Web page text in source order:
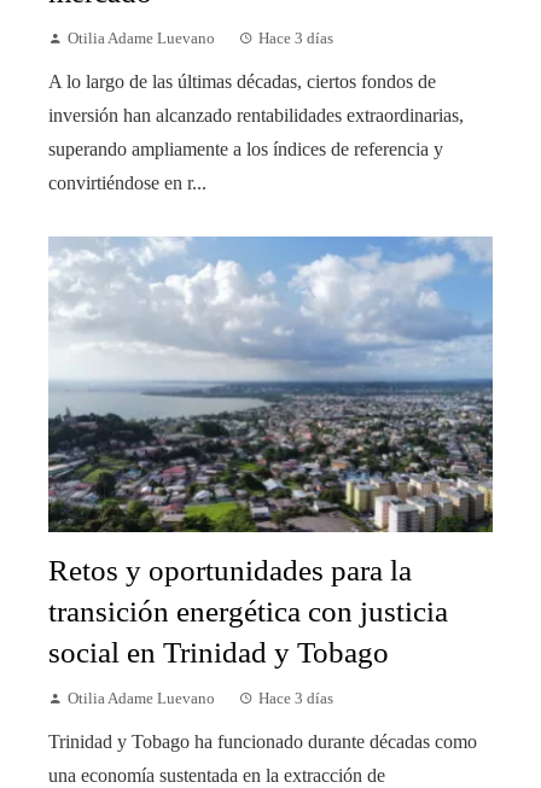
Otilia Adame Luevano Hace 3 días
A lo largo de las últimas décadas, ciertos fondos de
inversión han alcanzado rentabilidades extraordinarias,
superando ampliamente a los índices de referencia y
convirtiéndose en r...
Retos y oportunidades para la
transición energética con justicia
social en Trinidad y Tobago
Otilia Adame Luevano Hace 3 días
Trinidad y Tobago ha funcionado durante décadas como
una economía sustentada en la extracción de